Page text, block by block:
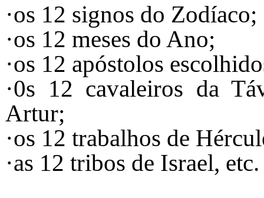
·os 12 signos do Zodíaco;
·os 12 meses do Ano;
·os 12 apóstolos
·0s 12 cavaleiros da
Artur;
·os 12 trabalhos de
·as 12 tribos de Israel, etc.